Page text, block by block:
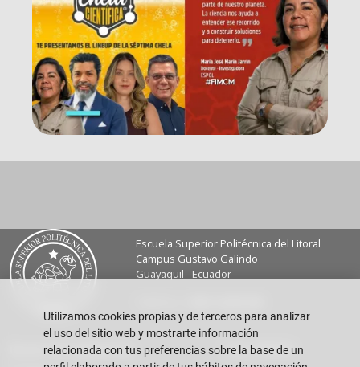
Utilizamos cookies propias y de terceros para analizar
el uso del sitio web y mostrarte información
relacionada con tus preferencias sobre la base de un
Escuela Superior Politécnica del Litoral
Campus Gustavo Galindo
Guayaquil - Ecuador
Buzón de sugerencias
Vida FIMCM